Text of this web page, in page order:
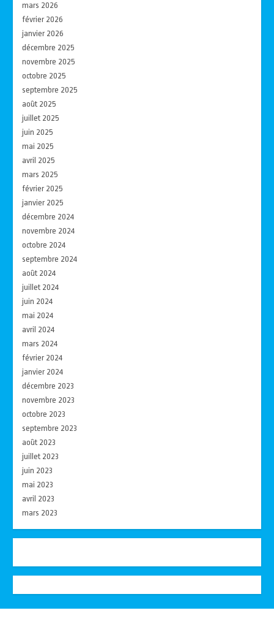
mars 2026
février 2026
janvier 2026
décembre 2025
novembre 2025
octobre 2025
septembre 2025
août 2025
juillet 2025
juin 2025
mai 2025
avril 2025
mars 2025
février 2025
janvier 2025
décembre 2024
novembre 2024
octobre 2024
septembre 2024
août 2024
juillet 2024
juin 2024
mai 2024
avril 2024
mars 2024
février 2024
janvier 2024
décembre 2023
novembre 2023
octobre 2023
septembre 2023
août 2023
juillet 2023
juin 2023
mai 2023
avril 2023
mars 2023